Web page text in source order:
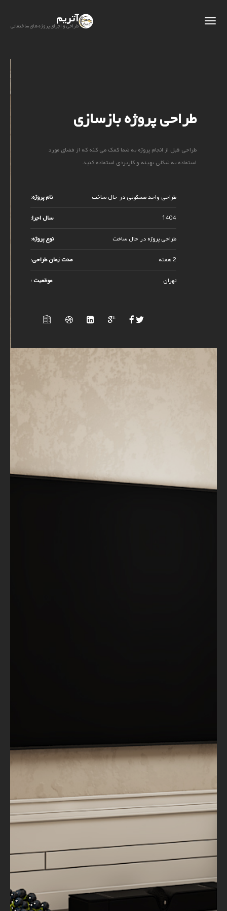
آتریم
طراحی و اجرای پروژه های ساختمانی
طراحی پروژه بازسازی
طراحی قبل از انجام پروژه به شما کمک می کنه که از فضای مورد
استفاده به شکلی بهینه و کاربردی استفاده کنید.
نام پروژه: طراحی واحد مسکونی در حال ساخت
سال اجرا: 1404
نوع پروژه: طراحی پروژه در حال ساخت
مدت زمان طراحی: 2 هفته
موقعیت : تهران